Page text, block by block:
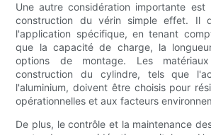
Une autre considération importante
construction du vérin simple effet. Il
l'application spécifique, en tenant
que la capacité de charge, la
options de montage. Les
construction du cylindre, tels que
l'aluminium, doivent être choisis pour
opérationnelles et aux facteurs
De plus, le contrôle et la maintenance